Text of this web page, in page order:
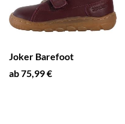
Joker Barefoot
ab 75,99 €